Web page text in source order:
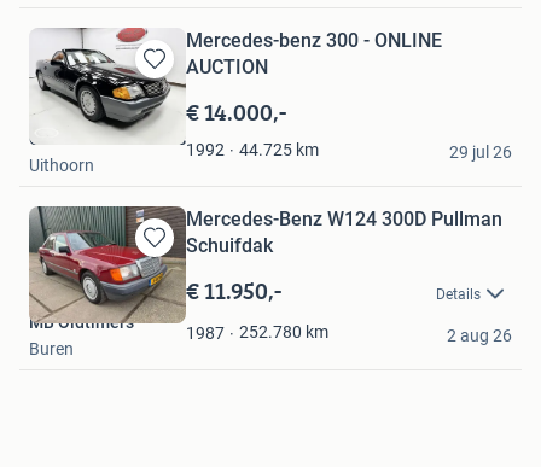
Bewaren
in
Mijn
Favorieten
Mercedes-benz 300 - ONLINE
AUCTION
€ 14.000,-
1992 44.725 km
Classic Car Auctions
Uithoorn
29 jul 26
Bewaren
in
Mijn
Favorieten
Mercedes-Benz W124 300D Pullman
Schuifdak
€ 11.950,- Details
1987 252.780 km
MB Oldtimers
Buren
2 aug 26